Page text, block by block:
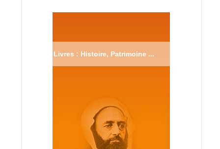
Livres : Histoire, Patrimoine ...